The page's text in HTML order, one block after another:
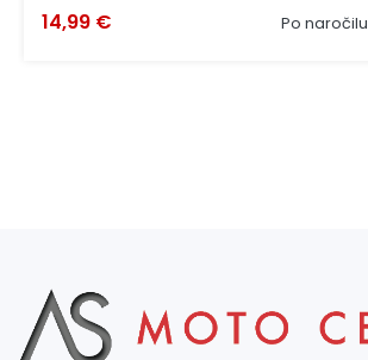
Po naročilu
14,99 €